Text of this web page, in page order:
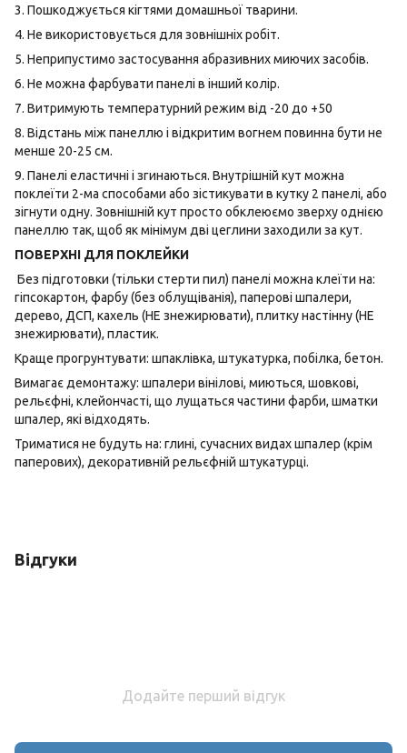
3. Пошкоджується кігтями домашньої тварини.
4. Не використовується для зовнішніх робіт.
5. Неприпустимо застосування абразивних миючих засобів.
6. Не можна фарбувати панелі в інший колір.
7. Витримують температурний режим від -20 до +50
8. Відстань між панеллю і відкритим вогнем повинна бути не
менше 20-25 см.
9. Панелі еластичні і згинаються. Внутрішній кут можна
поклеїти 2-ма способами або зістикувати в кутку 2 панелі, або
зігнути одну. Зовнішній кут просто обклеюємо зверху однією
панеллю так, щоб як мінімум дві цеглини заходили за кут.
ПОВЕРХНІ ДЛЯ ПОКЛЕЙКИ
Без підготовки (тільки стерти пил) панелі можна клеїти на:
гіпсокартон, фарбу (без облущіванія), паперові шпалери,
дерево, ДСП, кахель (НЕ знежирювати), плитку настінну (НЕ
знежирювати), пластик.
Краще прогрунтувати: шпаклівка, штукатурка, побілка, бетон.
Вимагає демонтажу: шпалери вінілові, миються, шовкові,
рельєфні, клейончасті, що лущаться частини фарби, шматки
шпалер, які відходять.
Триматися не будуть на: глині, сучасних видах шпалер (крім
паперових), декоративній рельєфній штукатурці.
Відгуки
Додайте перший відгук